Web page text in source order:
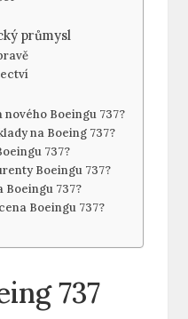
průmysl
Boeingu 737?
na Boeing 737?
737?
Boeingu 737?
Boeingu 737?
Boeingu 737?
737